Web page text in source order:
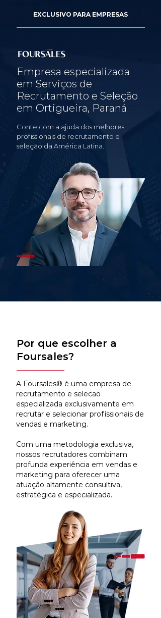
EXCLUSIVO PARA EMPRESAS
Empresa especializada
em Serviços de
Recrutamento e Seleção
em Ortigueira, Paraná
Conte com a ajuda dos melhores
profissionais de recrutamento e
seleção da América Latina.
Por que escolher a
Foursales?
A Foursales® é uma empresa de
recrutamento e selecao
especializada exclusivamente em
recrutar e selecionar profissionais de
vendas e marketing.
Com uma metodologia exclusiva,
nossos recrutadores combinam
profunda experiência em vendas e
marketing para oferecer uma
atuação altamente consultiva,
estratégica e especializada.